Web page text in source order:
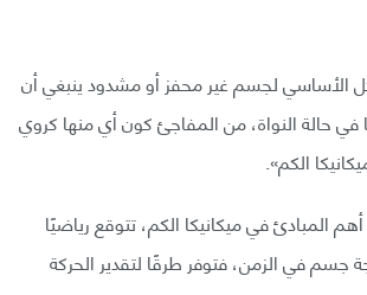
الأساسي لجسم غير محفز أو مشدود ينبغي أن
في حالة النواة، من المفاجئ كون أي منها كروي
الكم».
المبادئ في ميكانيكا الكم، تتوقع رياضيًا
جسم في الزمن، فتوفر طرقًا لتقدير الحركة